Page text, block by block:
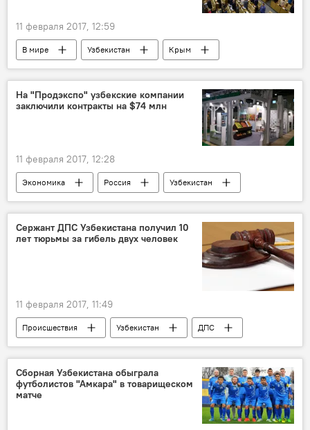
11 февраля 2017, 12:59
В мире Узбекистан
Крым
Госдума
гражданство
национальность
На "Продэкспо" узбекские компании
заключили контракты на $74 млн
11 февраля 2017, 12:28
Экономика Россия
Узбекистан
овощи
Фрукты Продэкспо
Сержант ДПС Узбекистана получил 10
лет тюрьмы за гибель двух человек
11 февраля 2017, 11:49
Происшествия Узбекистан
ДПС
ДТП
авария суд
Сборная Узбекистана обыграла
футболистов "Амкара" в товарищеском
матче